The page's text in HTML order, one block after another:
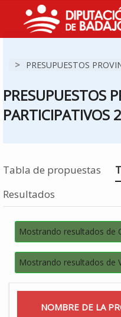
> PRESUPUESTOS
PRESUPUESTOS
PARTICIPATIVOS
Tabla de propuestas
Resultados
Mostrando resultados de
Mostrando resultados de
NOMBRE DE LA